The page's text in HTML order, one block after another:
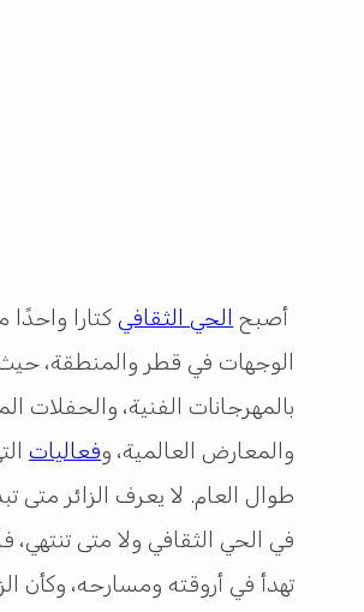
أصبح الحي الثقافيكتارا واحدًا
الوجهات في قطر والمنطقة،
بالمهرجانات الفنية، والحفلات
والمعارض العالمية، وفعاليات
طوال العام. لا يعرف الزائر متى
في الحي الثقافي ولا متى تنتهي،
تهدأ في أروقته ومسارحه، وكأن